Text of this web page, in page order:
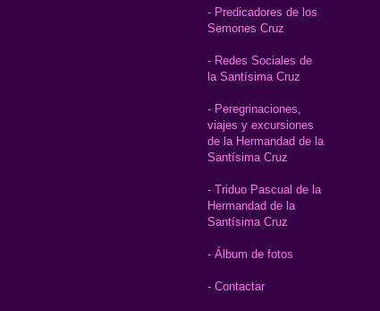
- Predicadores de los
Semones Cruz
- Redes Sociales de
la Santísima Cruz
- Peregrinaciones,
viajes y excursiones
de la Hermandad de la
Santísima Cruz
- Triduo Pascual de la
Hermandad de la
Santísima Cruz
- Álbum de fotos
- Contactar